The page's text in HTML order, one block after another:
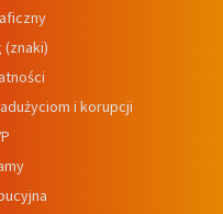
(znaki)
i korupcji